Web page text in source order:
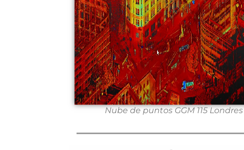
Nube de puntos GGM 115 Londres